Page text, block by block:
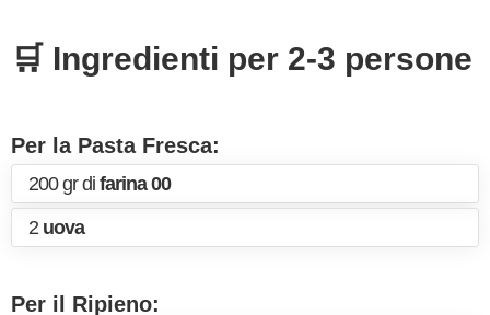
🛒 Ingredienti per 2-3 persone
Per la Pasta Fresca:
200 gr di farina 00
2 uova
Per il Ripieno: